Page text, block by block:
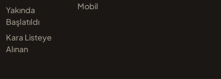
Yakında
Başlatıldı
Kara Listeye
Alınan
Mobil